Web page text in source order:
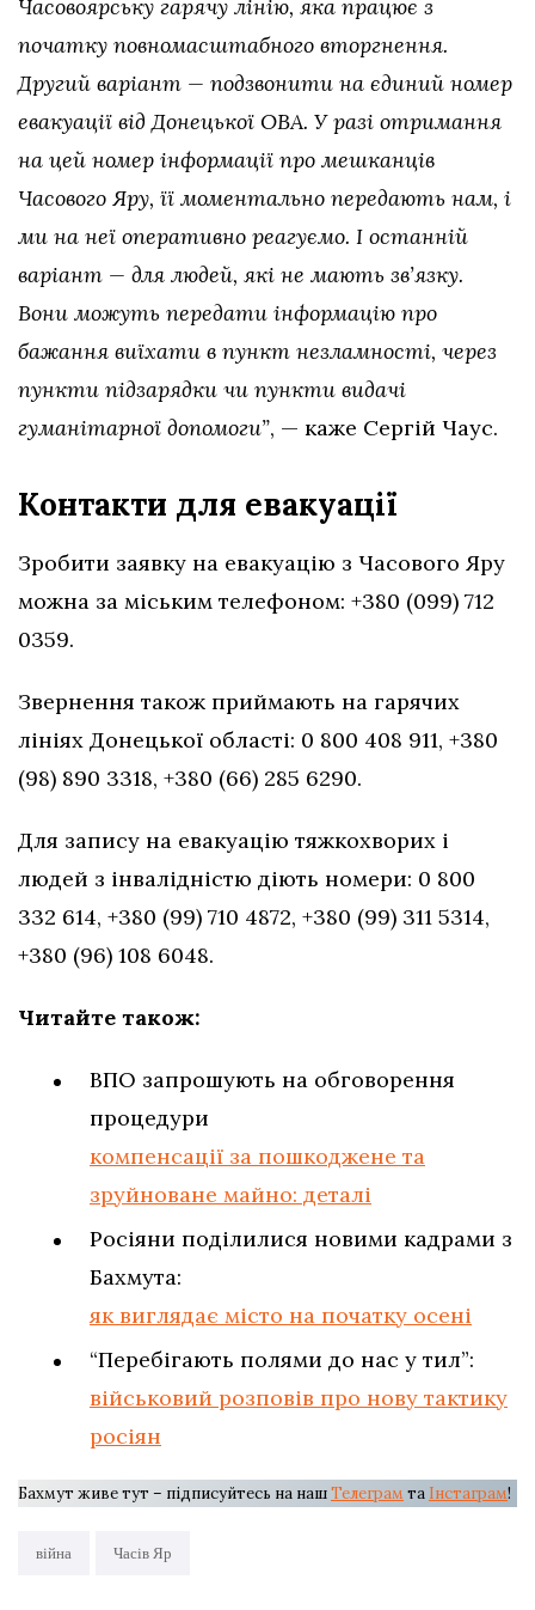
Часовоярську гарячу лінію, яка працює з
початку повномасштабного вторгнення.
Другий варіант — подзвонити на єдиний номер
евакуації від Донецької ОВА. У разі отримання
на цей номер інформації про мешканців
Часового Яру, її моментально передають нам, і
ми на неї оперативно реагуємо. І останній
варіант — для людей, які не мають зв’язку.
Вони можуть передати інформацію про
бажання виїхати в пункт незламності, через
пункти підзарядки чи пункти видачі
гуманітарної допомоги”, — каже Сергій Чаус.
Контакти для евакуації
Зробити заявку на евакуацію з Часового Яру
можна за міським телефоном: +380 (099) 712
0359.
Звернення також приймають на гарячих
лініях Донецької області: 0 800 408 911, +380
(98) 890 3318, +380 (66) 285 6290.
Для запису на евакуацію тяжкохворих і
людей з інвалідністю діють номери: 0 800
332 614, +380 (99) 710 4872, +380 (99) 311 5314,
+380 (96) 108 6048.
Читайте також:
ВПО запрошують на обговорення
процедури
компенсації за пошкоджене та
зруйноване майно: деталі
Росіяни поділилися новими кадрами з
Бахмута:
як виглядає місто на початку осені
“Перебігають полями до нас у тил”:
військовий розповів про нову тактику
росіян
Бахмут живе тут – підписуйтесь на нашТелеграм та Інстаграм!
війна Часів Яр